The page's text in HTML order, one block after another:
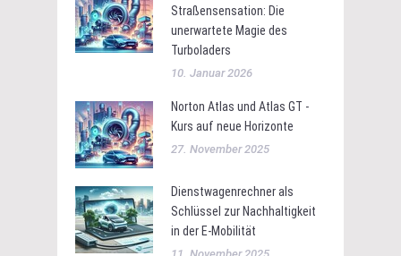
Straßensensation: Die
unerwartete Magie des
Turboladers
10. Januar 2026
Norton Atlas und Atlas GT -
Kurs auf neue Horizonte
27. November 2025
Dienstwagenrechner als
Schlüssel zur Nachhaltigkeit
in der E-Mobilität